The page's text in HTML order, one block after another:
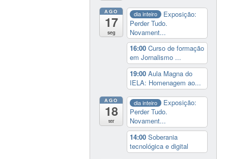
AGO
17
seg
dia inteiro
Exposição:
Perder Tudo.
Novament...
16:00Curso de formação
em Jornalismo ...
19:00Aula Magna do
IELA: Homenagem ao...
AGO
18
ter
dia inteiro
Exposição:
Perder Tudo.
Novament...
14:00Soberania
tecnológica e digital